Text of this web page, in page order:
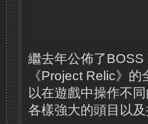
繼去年公佈了
《Project Relic》
以在遊戲中操作不
各樣強大的頭目以及